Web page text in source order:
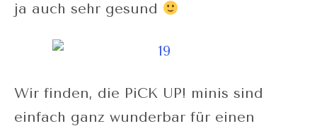
ja auch sehr gesund
Wir finden, die PiCK UP! minis sind
einfach ganz wunderbar für einen